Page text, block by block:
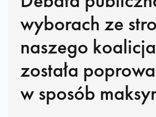
wyborach ze
naszego
została
w sposób